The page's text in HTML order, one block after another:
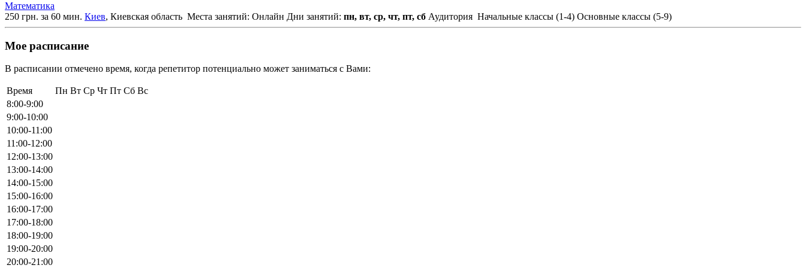
Математика
250 грн. за 60 мин. Киев, Киевская область Места занятий: Онлайн Дни занятий: пн, вт, ср, чт, пт, сб Аудитория Начальные классы (1-4) Основные классы (5-9)
Мое расписание
В расписании отмечено время, когда репетитор потенциально может заниматься с Вами:
Время Пн Вт Ср Чт Пт Сб Вс
8:00-9:00
9:00-10:00
10:00-11:00
11:00-12:00
12:00-13:00
13:00-14:00
14:00-15:00
15:00-16:00
16:00-17:00
17:00-18:00
18:00-19:00
19:00-20:00
20:00-21:00